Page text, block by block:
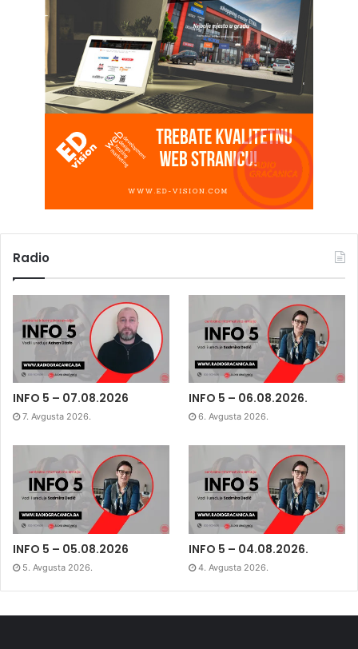
Radio
INFO 5 – 07.08.2026
7. Avgusta 2026.
INFO 5 – 06.08.2026.
6. Avgusta 2026.
INFO 5 – 05.08.2026
5. Avgusta 2026.
INFO 5 – 04.08.2026.
4. Avgusta 2026.